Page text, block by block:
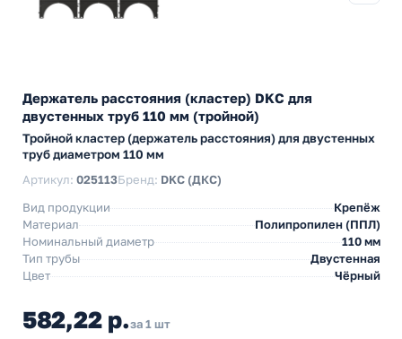
Держатель расстояния (кластер) DKC для
двустенных труб 110 мм (тройной)
Тройной кластер (держатель расстояния) для двустенных
труб диаметром 110 мм
Артикул: 025113Бренд: DKC (ДКС)
Вид продукции
Крепёж
Материал
Полипропилен (ППЛ)
Номинальный диаметр
110 мм
Тип трубы
Двустенная
Цвет
Чёрный
582,22 р.за 1 шт